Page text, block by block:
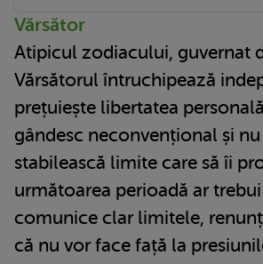
Vărsător
Atipicul zodiacului, guvernat
Vărsătorul întruchipează
prețuiește libertatea
gândesc neconvențional și nu
stabilească limite care să îi
următoarea perioadă ar
comunice clar limitele,
că nu vor face față la